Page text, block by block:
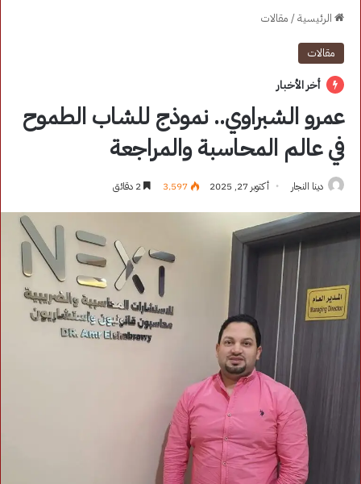
الرئيسية/ مقالات
مقالات
أخر الأخبار
عمرو الشبراوي.. نموذج للشاب الطموح
في عالم المحاسبة والمراجعة
دينا النجار أكتوبر 27, 2025 3٬597